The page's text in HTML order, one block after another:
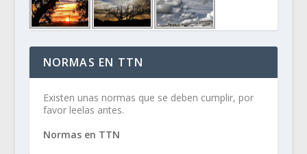
NORMAS EN TTN
Existen unas normas que se deben cumplir, por
favor leelas antes.
Normas en TTN